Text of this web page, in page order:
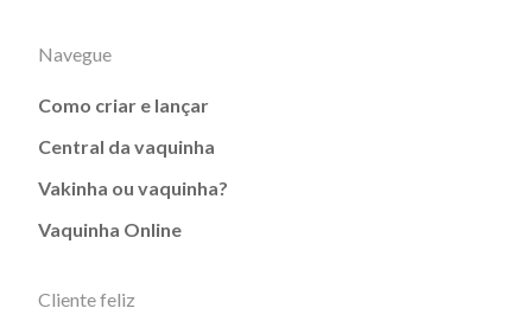
Navegue
Como criar e lançar
Central da vaquinha
Vakinha ou vaquinha?
Vaquinha Online
Cliente feliz